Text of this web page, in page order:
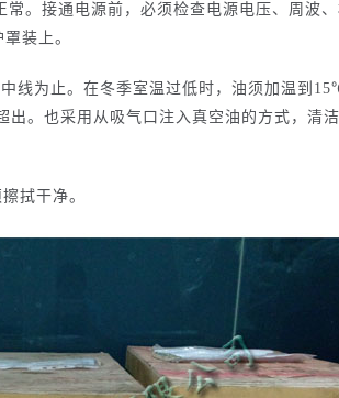
。接通电源前，必须检查电源电压、周波
装上。
线为止。在冬季室温过低时，油须加温到
。也采用从吸气口注入真空油的方式，清
拭干净。